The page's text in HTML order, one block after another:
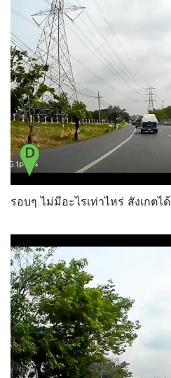
รอบๆ ไม่มีอะไรเท่าไหร่ สังเกต